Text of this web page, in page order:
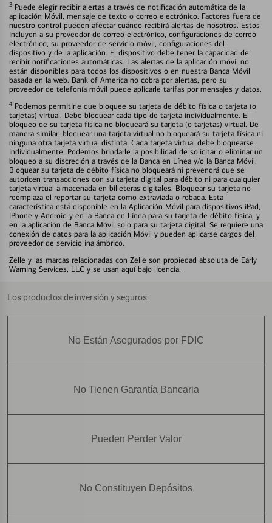
3 Puede elegir recibir alertas a través de notificación automática de la
aplicación Móvil, mensaje de texto o correo electrónico. Factores fuera de
nuestro control pueden afectar cuándo recibirá alertas de nosotros. Estos
incluyen a su proveedor de correo electrónico, configuraciones de correo
electrónico, su proveedor de servicio móvil, configuraciones del
dispositivo y de la aplicación. El dispositivo debe tener la capacidad de
recibir notificaciones automáticas. Las alertas de la aplicación móvil no
están disponibles para todos los dispositivos o en nuestra Banca Móvil
basada en la web. Bank of America no cobra por alertas, pero su
proveedor de telefonía móvil puede aplicarle tarifas por mensajes y datos.
4 Podemos permitirle que bloquee su tarjeta de débito física o tarjeta (o
tarjetas) virtual. Debe bloquear cada tipo de tarjeta individualmente. El
bloqueo de su tarjeta física no bloqueará su tarjeta (o tarjetas) virtual. De
manera similar, bloquear una tarjeta virtual no bloqueará su tarjeta física ni
ninguna otra tarjeta virtual distinta. Cada tarjeta virtual debe bloquearse
individualmente. Podemos brindarle la posibilidad de solicitar o eliminar un
bloqueo a su discreción a través de la Banca en Línea y/o la Banca Móvil.
Bloquear su tarjeta de débito física no bloqueará ni prevendrá que se
autoricen transacciones con su tarjeta digital para débito ni para cualquier
tarjeta virtual almacenada en billeteras digitales. Bloquear su tarjeta no
reemplaza el reportar su tarjeta como extraviada o robada. Esta
característica está disponible en la Aplicación Móvil para dispositivos iPad,
iPhone y Android y en la Banca en Línea para su tarjeta de débito física, y
en la aplicación de Banca Móvil solo para su tarjeta digital. Se requiere una
conexión de datos para la aplicación Móvil y pueden aplicarse cargos del
proveedor de servicio inalámbrico.
Zelle y las marcas relacionadas con Zelle son propiedad absoluta de Early
Warning Services, LLC y se usan aquí bajo licencia.
Los productos de inversión y seguros:
No Están Asegurados por FDIC
No Tienen Garantía Bancaria
Pueden Perder Valor
No Constituyen Depósitos